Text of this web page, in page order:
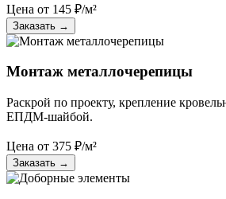
Цена от 145 ₽/м²
Заказать →
Монтаж металлочерепицы
Раскрой по проекту, крепление
ЕПДМ-шайбой.
Цена от 375 ₽/м²
Заказать →